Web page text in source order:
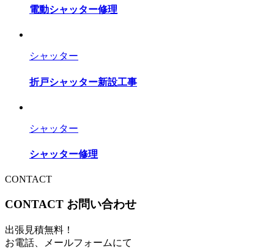
電動シャッター修理
シャッター
折戸シャッター新設工事
シャッター
シャッター修理
CONTACT
CONTACT お問い合わせ
出張見積無料！
お電話、メールフォームにて